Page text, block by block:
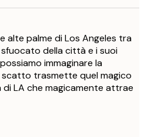
alte palme di Los Angeles tra
della città e i suoi
immaginare la
trasmette quel magico
LA che magicamente attrae